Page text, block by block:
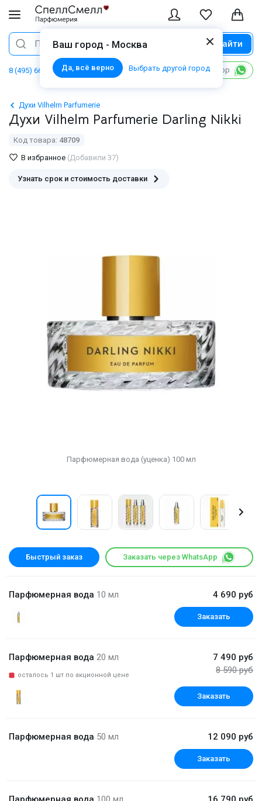
Ваш город - Москва
Да, всё верно Выбрать другой город
Поиск Найти
8 (495) 668 06 02 Написать в WhatsApp
Духи Vilhelm Parfumerie
Духи Vilhelm Parfumerie Darling Nikki
Код товара: 48709
В избранное (Добавили 37)
Узнать срок и стоимость доставки
Парфюмерная вода (уценка) 100 мл
Быстрый заказ Заказать через WhatsApp
Парфюмерная вода 10 мл 4 690 руб
Заказать
Парфюмерная вода 20 мл
осталось 1 шт по акционной цене
7 490 руб
8 590 руб
Заказать
Парфюмерная вода 50 мл 12 090 руб
Заказать